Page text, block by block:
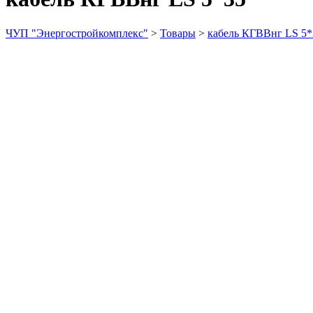
ЧУП "Энергостройкомплекс" > Товары > кабель КГВВнг LS